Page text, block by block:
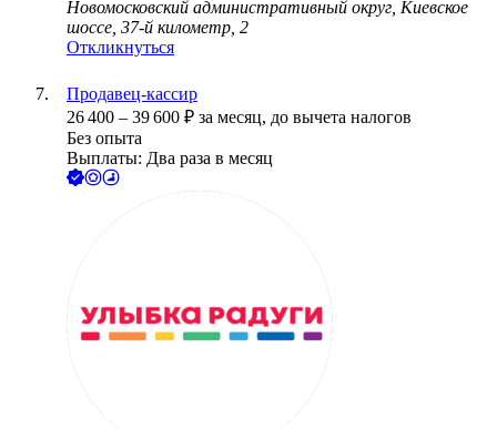
Новомосковский административный округ, Киевское
шоссе, 37-й километр, 2
Откликнуться
Продавец-кассир
26 400 – 39 600 ₽ за месяц, до вычета налогов
Без опыта
Выплаты: Два раза в месяц